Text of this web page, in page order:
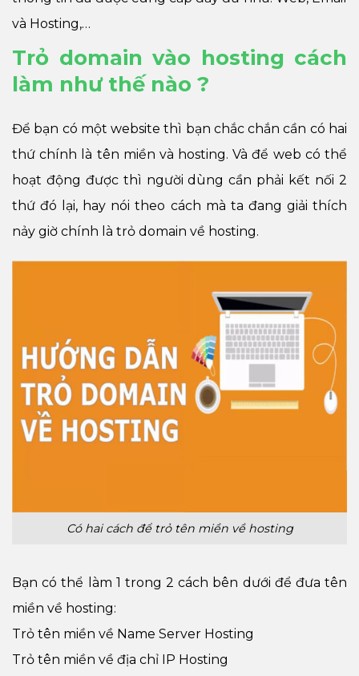
và Hosting,…
Trỏ domain vào hosting cách
làm như thế nào ?
Để bạn có một website thì bạn chắc chắn cần có hai
thứ chính là tên miền và hosting. Và để web có thể
hoạt động được thì người dùng cần phải kết nối 2
thứ đó lại, hay nói theo cách mà ta đang giải thích
nảy giờ chính là trỏ domain về hosting.
Có hai cách để trỏ tên miền về hosting
Bạn có thể làm 1 trong 2 cách bên dưới để đưa tên
miền về hosting:
Trỏ tên miền về Name Server Hosting
Trỏ tên miền về địa chỉ IP Hosting